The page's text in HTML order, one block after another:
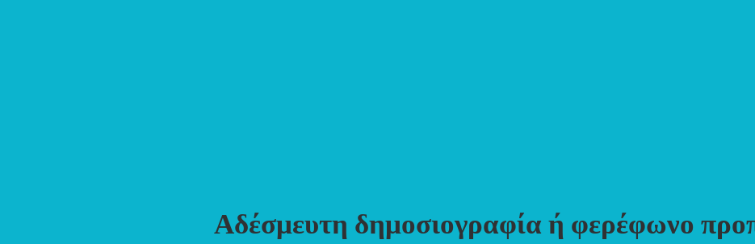
Αδέσμευτη δημοσιογραφία ή φερέφωνο